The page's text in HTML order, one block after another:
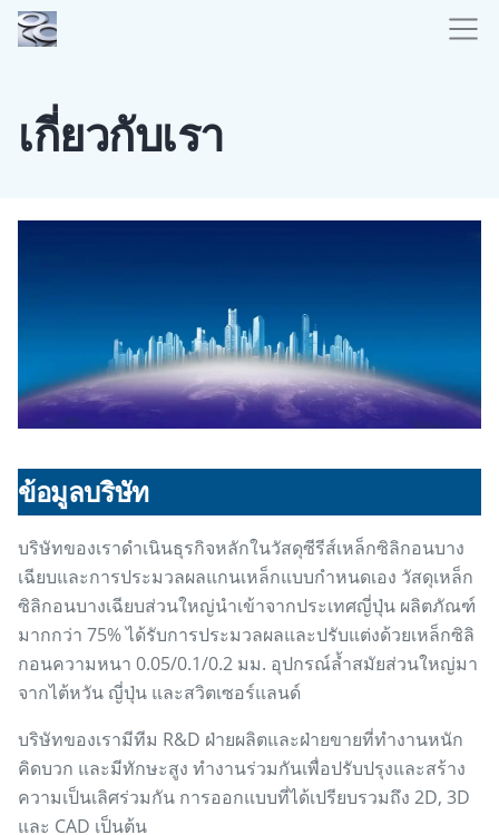
เกี่ยวกับเรา
ข้อมูลบริษัท
บริษัทของเราดำเนินธุรกิจหลักในวัสดุซีรีส์เหล็กซิลิกอนบาง
เฉียบและการประมวลผลแกนเหล็กแบบกำหนดเอง วัสดุเหล็ก
ซิลิกอนบางเฉียบส่วนใหญ่นำเข้าจากประเทศญี่ปุ่น ผลิตภัณฑ์
มากกว่า 75% ได้รับการประมวลผลและปรับแต่งด้วยเหล็กซิลิ
กอนความหนา 0.05/0.1/0.2 มม. อุปกรณ์ล้ำสมัยส่วนใหญ่มา
จากไต้หวัน ญี่ปุ่น และสวิตเซอร์แลนด์
บริษัทของเรามีทีม R&D ฝ่ายผลิตและฝ่ายขายที่ทำงานหนัก
คิดบวก และมีทักษะสูง ทำงานร่วมกันเพื่อปรับปรุงและสร้าง
ความเป็นเลิศร่วมกัน การออกแบบที่ได้เปรียบรวมถึง 2D, 3D
และ CAD เป็นต้น